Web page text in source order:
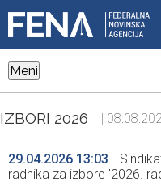
Meni
IZBORI 2026 |
29.04.2026 13:03
radnika za izbore '2026.